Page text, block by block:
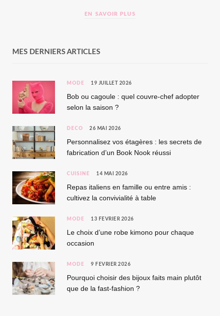
EN SAVOIR PLUS
MES DERNIERS ARTICLES
MODE 19 JUILLET 2026
Bob ou cagoule : quel couvre-chef adopter
selon la saison ?
DÉCO 26 MAI 2026
Personnalisez vos étagères : les secrets de
fabrication d’un Book Nook réussi
CUISINE 14 MAI 2026
Repas italiens en famille ou entre amis :
cultivez la convivialité à table
MODE 13 FÉVRIER 2026
Le choix d’une robe kimono pour chaque
occasion
MODE 9 FÉVRIER 2026
Pourquoi choisir des bijoux faits main plutôt
que de la fast-fashion ?